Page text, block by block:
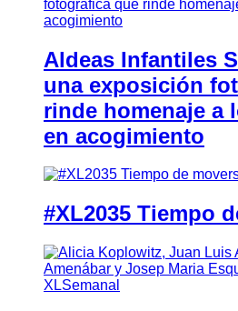
Aldeas Infantiles
una exposición
rinde homenaje a
en acogimiento
#XL2035 Tiempo